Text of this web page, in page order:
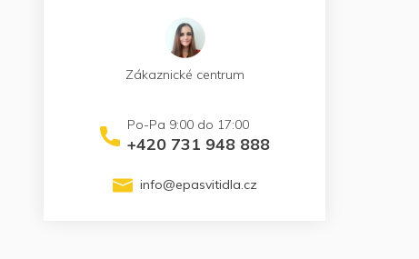
Zákaznické centrum
+420 731 948 888
info@epasvitidla.cz